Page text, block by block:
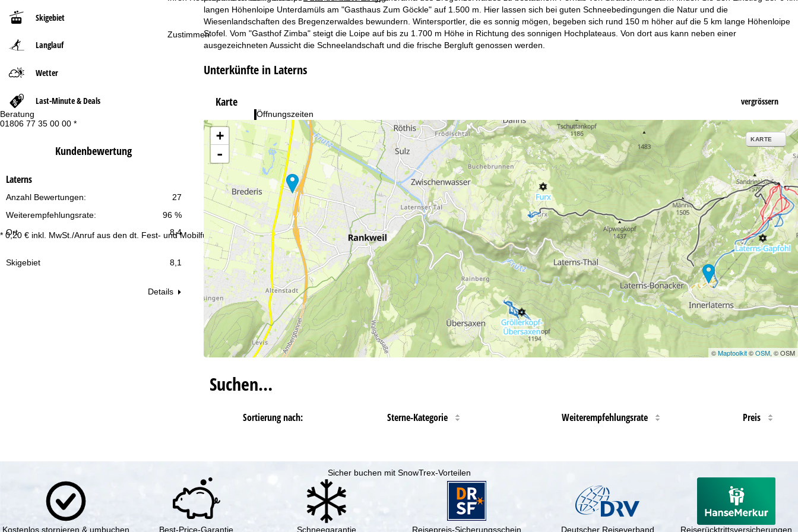
Zustimmen
Beratung
01806 77 35 00 00 *
* 0,20 € inkl. MwSt./Anruf aus den dt. Fest- und Mobilfunknetzen
Öffnungszeiten
Mo-Do:
09:00-17:00 Uhr
Fr:
09:00-15:00 Uhr
Sa-So:
geschlossen
Zur Kontaktseite
Beratung
Skigebiet
Langlauf
Wetter
Last-Minute & Deals
Kundenbewertung
Laterns
27
Anzahl Bewertungen:
96 %
Weiterempfehlungsrate:
Ort
8,4
Skigebiet 8,1
Details
t
s
e
t
e
langen Höhenloipe Unterdamüls am "Gasthaus Zum Göckle" auf 1.500 m. Hier lassen sich bei guten Schneebedingungen die Natur und die
Wiesenlandschaften des Bregenzerwaldes bewundern. Wintersportler, die es sonnig mögen, begeben sich rund 150 m höher auf die 5 km lange Höhenloipe
Stofel. Vom "Gasthof Zimba" steigt die Loipe auf bis zu 1.700 m Höhe in Richtung des sonnigen Hochplateaus. Von dort aus kann neben einer
ausgezeichneten Aussicht die Schneelandschaft und die frische Bergluft genossen werden.
Unterkünfte in Laterns
Karte vergrössern
+
-
KARTE
©Maptoolkit©OSM, © OSM
Suchen…
Sortierung nach: Sterne-Kategorie Weiterempfehlungsrate Preis
Sicher buchen mit SnowTrex-Vorteilen
Kostenlos stornieren & umbuchen Best-Price-Garantie Schneegarantie Reisepreis-Sicherungsschein Deutscher Reiseverband Reiserücktrittsversicherungen